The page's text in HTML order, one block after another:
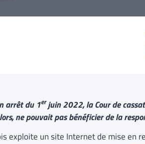
arrêt du 1erjuin 2022, la Cour de
ne pouvait pas bénéficier de la
exploite un site Internet de mise en